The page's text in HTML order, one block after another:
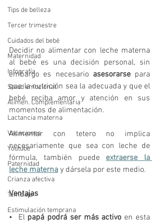
Tips de belleza
Tercer trimestre
Cuidados del bebé
Maternidad
Infografía
Salud emocional
Alimen. Complementaria
Lactancia materna
Vacaciones
Youtube
Paternidad
Crianza afectiva
Tamizaje
Estimulación temprana
Decidir no alimentar con leche materna
al bebé es una decisión personal, sin
embargo es necesario asesorarse para
que la nutrición sea la adecuada y que el
bebé reciba amor y atención en sus
momentos de alimentación.
Alimentar con tetero no implica
necesariamente que sea con leche de
fórmula, también puede extraerse la
leche materna y dársela por este medio.
Ventajas
•  El papá podrá ser más activo en esta